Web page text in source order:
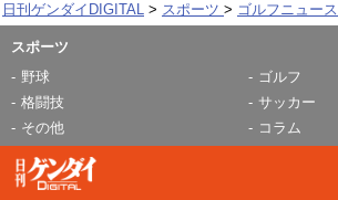
日刊ゲンダイDIGITAL スポーツ ゴルフニュース
スポーツ
野球
ゴルフ
格闘技
サッカー
その他
コラム